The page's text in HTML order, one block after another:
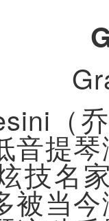
（
音提
技名
被当